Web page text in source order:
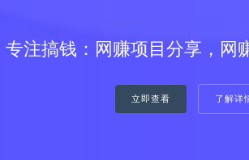
专注搞钱：网赚项目分享，网
立即查看 了解详